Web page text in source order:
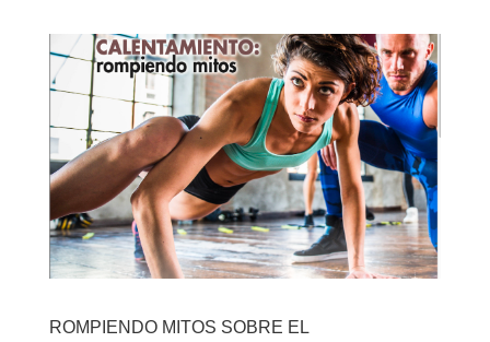
ROMPIENDO MITOS SOBRE EL